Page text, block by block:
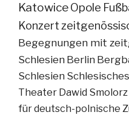
KatowiceOpole
Konzert
Begegnungen mit
Schlesien Berlin
Schlesien
Theater Dawid Smolorz
für deutsch-polnische